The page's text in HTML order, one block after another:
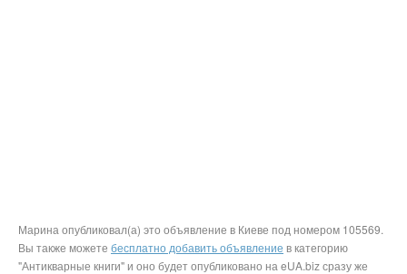
Марина опубликовал(а) это объявление в Киеве под номером 105569.
Вы также можете бесплатно добавить объявление в категорию
"Антикварные книги" и оно будет опубликовано на eUA.biz сразу же